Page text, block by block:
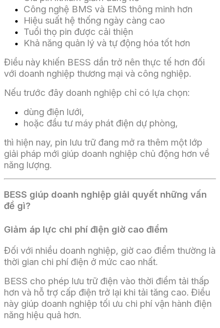
Công nghệ BMS và EMS thông minh hơn
Hiệu suất hệ thống ngày càng cao
Tuổi thọ pin được cải thiện
Khả năng quản lý và tự động hóa tốt hơn
Điều này khiến BESS dần trở nên thực tế hơn đối
với doanh nghiệp thương mại và công nghiệp.
Nếu trước đây doanh nghiệp chỉ có lựa chọn:
dùng điện lưới,
hoặc đầu tư máy phát điện dự phòng,
thì hiện nay, pin lưu trữ đang mở ra thêm một lớp
giải pháp mới giúp doanh nghiệp chủ động hơn về
năng lượng.
BESS giúp doanh nghiệp giải quyết những vấn
đề gì?
Giảm áp lực chi phí điện giờ cao điểm
Đối với nhiều doanh nghiệp, giờ cao điểm thường là
thời gian chi phí điện ở mức cao nhất.
BESS cho phép lưu trữ điện vào thời điểm tải thấp
hơn và hỗ trợ cấp điện trở lại khi tải tăng cao. Điều
này giúp doanh nghiệp tối ưu chi phí vận hành điện
năng hiệu quả hơn.